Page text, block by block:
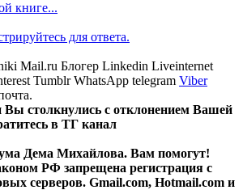
книге...
для ответа.
Mail.ru Блогер Linkedin Liveinternet
Tumblr WhatsApp telegram Viber
столкнулись с отклонением Вашей
в ТГ канал
Дема Михайлова. Вам помогут!
РФ запрещена регистрация с
серверов. Gmail.com, Hotmail.com и